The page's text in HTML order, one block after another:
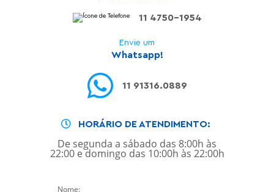
11 4750-1954
Envie um
Whatsapp!
11 91316.0889
HORÁRIO DE ATENDIMENTO:
De segunda a sábado das 8:00h às
22:00 e domingo das 10:00h às 22:00h
Nome: